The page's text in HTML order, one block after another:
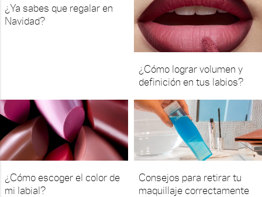
¿Ya sabes que regalar en
Navidad?
¿Cómo lograr volumen y
definición en tus labios?
¿Cómo escoger el color de
mi labial?
Consejos para retirar tu
maquillaje correctamente